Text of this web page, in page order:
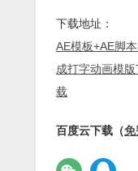
下载地址：
AE模板+AE脚
成打字动画模
载
百度云下载（免